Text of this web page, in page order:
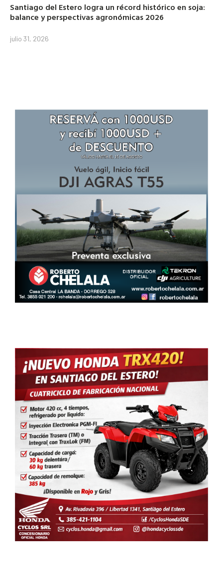
Santiago del Estero logra un récord histórico en soja:
balance y perspectivas agronómicas 2026
julio 31, 2026